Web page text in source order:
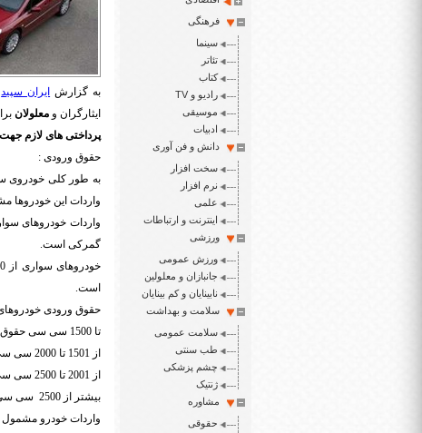
فرهنگی
سینما
تئاتر
کتاب
رادیو و TV
موسیقی
ادبیات
دانش و فن آوری
سخت افزار
نرم افزار
علمی
اینترنت و ارتباطات
ورزشی
ورزش عمومی
جانبازان و معلولین
نابینایان و کم بینایان
سلامت و بهداشت
سلامت عمومی
طب سنتی
چشم پزشکی
ژنتیک
مشاوره
حقوقی
به گزارش ایران سپید
ایثارگران و معلولان
پرداختی های لازم
حقوق ورودی :
واردات این خودروها مشمول 55 درصد حقوق و
گمرکی است.
است.
حقوق ورودی
تا 1500 سی سی حقوق ورودی 25 درصد ارزش گمرکی
از 1501 تا 2000 سی سی حقوق ورودی 45 درصد ارزش گمرکی
از 2001 تا 2500 سی سی حقوق ورودی 65 درصد ارزش گمرکی
بیشتر از 2500 سی سی حقوق ورودی 100 درصد ارزش گمرکی
واردات خودرو مشمول 9 درصد مالیات بر ارزش افزوده ( از جمع ارزش گمرکی بعلاوه حقوق ورودی)